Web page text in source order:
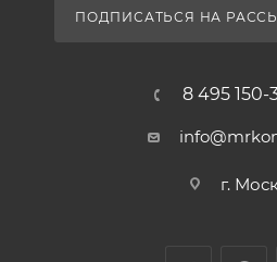
ПОДПИСАТЬСЯ НА
8 495 150-
г.